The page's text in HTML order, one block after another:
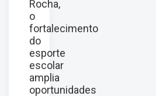
Rocha,
o
fortalecimento
do
esporte
escolar
amplia
oportunidades